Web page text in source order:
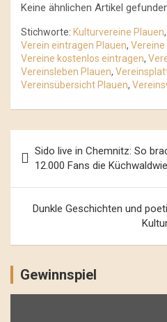
Keine ähnlichen Artikel
Stichworte: Kulturvereine Plauen,
Verein eintragen Plauen, Vereine
Vereine kostenlos eintragen,
Vereinsleben Plauen,
Vereinsübersicht Plauen,
Navigation
Sido live in Chemnitz: So
12.000 Fans die
Dunkle Geschichten und
Gewinnspiel